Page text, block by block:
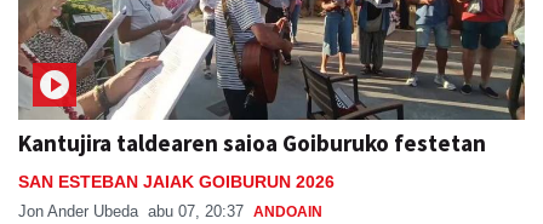
Kantujira taldearen saioa Goiburuko festetan
SAN ESTEBAN JAIAK GOIBURUN 2026
Jon Ander Ubeda abu 07, 20:37 ANDOAIN